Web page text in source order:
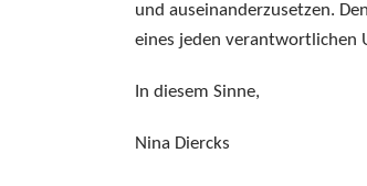
und auseinanderzusetzen.
eines jeden verantwortlichen
In diesem Sinne,
Nina Diercks